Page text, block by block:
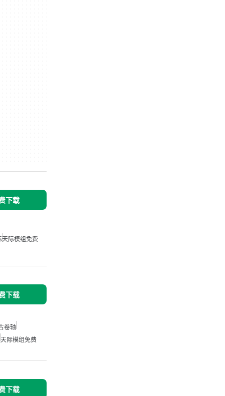
下载
天际模组免费
下载
卷轴
天际模组免费
下载